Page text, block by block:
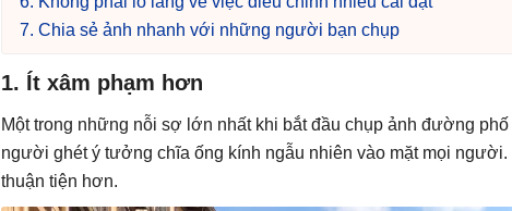
7. Chia sẻ ảnh nhanh với những người bạn chụp
1. Ít xâm phạm hơn
Một trong những nỗi sợ lớn nhất khi bắt đầu chụp ảnh đường
người ghét ý tưởng chĩa ống kính ngẫu nhiên vào mặt mọi
thuận tiện hơn.